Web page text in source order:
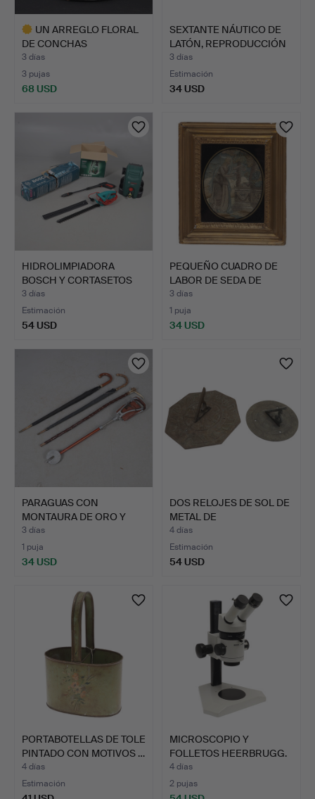
UN ARREGLO FLORAL
DE CONCHAS
VICTORIANO.
3 días
3 pujas
68 USD
SEXTANTE NÁUTICO DE
LATÓN, REPRODUCCIÓN
A …
3 días
Estimación
34 USD
HIDROLIMPIADORA
BOSCH Y CORTASETOS
BOSCH.
3 días
Estimación
54 USD
PEQUEÑO CUADRO DE
LABOR DE SEDA DE
PRINCIP…
3 días
1 puja
34 USD
PARAGUAS CON
MONTAURA DE ORO Y
OTROS ARTÍC…
3 días
1 puja
34 USD
DOS RELOJES DE SOL DE
METAL DE
REPRODUCCIÓ…
4 días
Estimación
54 USD
PORTABOTELLAS DE TOLE
PINTADO CON MOTIVOS …
4 días
Estimación
MICROSCOPIO Y
FOLLETOS HEERBRUGG.
4 días
2 pujas